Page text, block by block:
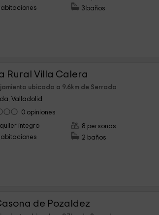
3 baños
Rural Villa Calera
ubicado a 9.6km de Serrada
Valladolid
0 opiniones
íntegro
8 personas
2 baños
de Pozaldez